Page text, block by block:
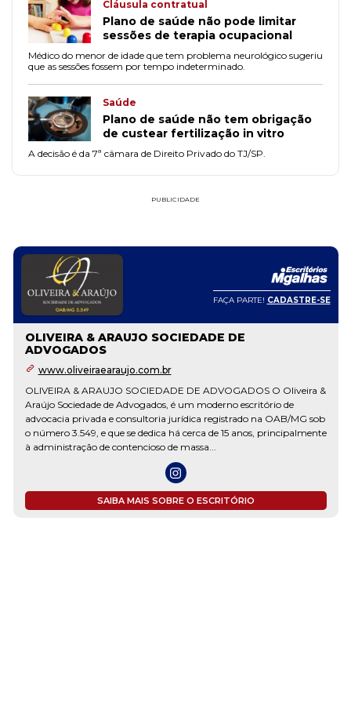
Cláusula contratual
Plano de saúde não pode limitar
sessões de terapia ocupacional
Médico do menor de idade que tem problema neurológico sugeriu
que as sessões fossem por tempo indeterminado.
Saúde
Plano de saúde não tem obrigação
de custear fertilização in vitro
A decisão é da 7ª câmara de Direito Privado do TJ/SP.
PUBLICIDADE
FAÇA PARTE! CADASTRE-SE
OLIVEIRA & ARAUJO SOCIEDADE DE
ADVOGADOS
www.oliveiraearaujo.com.br
OLIVEIRA & ARAUJO SOCIEDADE DE ADVOGADOS O Oliveira &
Araújo Sociedade de Advogados, é um moderno escritório de
advocacia privada e consultoria jurídica registrado na OAB/MG sob
o número 3.549, e que se dedica há cerca de 15 anos, principalmente
à administração de contencioso de massa...
SAIBA MAIS SOBRE O ESCRITÓRIO